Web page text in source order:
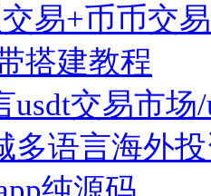
易+币币交
搭建教程
usdt交易市场
多语言海外